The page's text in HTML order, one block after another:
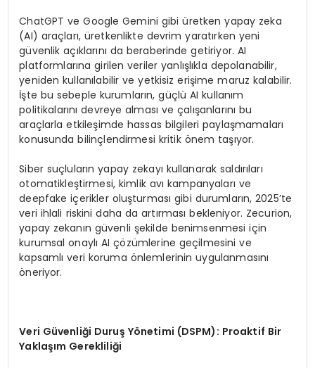
ChatGPT ve Google Gemini gibi üretken yapay zeka
(AI) araçları, üretkenlikte devrim yaratırken yeni
güvenlik açıklarını da beraberinde getiriyor. AI
platformlarına girilen veriler yanlışlıkla depolanabilir,
yeniden kullanılabilir ve yetkisiz erişime maruz kalabilir.
İşte bu sebeple kurumların, güçlü AI kullanım
politikalarını devreye alması ve çalışanlarını bu
araçlarla etkileşimde hassas bilgileri paylaşmamaları
konusunda bilinçlendirmesi kritik önem taşıyor.
Siber suçluların yapay zekayı kullanarak saldırıları
otomatikleştirmesi, kimlik avı kampanyaları ve
deepfake içerikler oluşturması gibi durumların, 2025’te
veri ihlali riskini daha da artırması bekleniyor. Zecurion,
yapay zekanın güvenli şekilde benimsenmesi için
kurumsal onaylı AI çözümlerine geçilmesini ve
kapsamlı veri koruma önlemlerinin uygulanmasını
öneriyor.
Veri Güvenliği Duruş Yönetimi (DSPM): Proaktif Bir
Yaklaşım Gerekliliği